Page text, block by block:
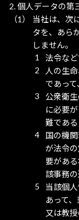
個人データの第
当社は、次
タを、あら
しません。
法令な
人の生
であっ
公衆衛
に必要
難であ
国の機
が法令
要があ
該事務
当該個
あって
又は教